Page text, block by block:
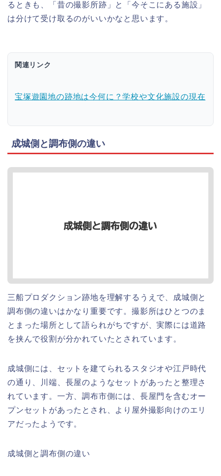
るときも、「昔の撮影所跡」と「今そこにある施設」
は分けて受け取るのがいいかなと思います。
関連リンク
宝塚遊園地の跡地は今何に？学校や文化施設の現在
成城側と調布側の違い
三船プロダクション跡地を理解するうえで、成城側と
調布側の違いはかなり重要です。撮影所はひとつのま
とまった場所として語られがちですが、実際には道路
を挟んで役割が分かれていたとされています。
成城側には、セットを建てられるスタジオや江戸時代
の通り、川端、長屋のようなセットがあったと整理さ
れています。一方、調布市側には、長屋門を含むオー
プンセットがあったとされ、より屋外撮影向けのエリ
アだったようです。
成城側と調布側の違い